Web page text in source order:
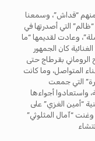
“قداش”، وسمعنا
التي أصدرتها في
وعادت لقديمها “ما
كان الجمهور
الروماني بقرطاج حتى
المتواصل، وما كانت
التي جمعت
واستعادوا أجواءها
الأغنية “أمين الغزي” على
“آمال المثلوثي”